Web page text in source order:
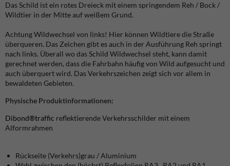
Das Schild ist ein rotes Dreieck mit einem springendem Reh / Bock /
Wildtier in der Mitte auf weißem Grund.
Achtung Wildwechsel von links! Hier können Wildtiere die Straße
überqueren. Das Zeichen gibt es auch in der Ausführung Reh springt
nach links. Überall wo das Schild Wildwechsel steht, kann damit
gerechnet werden, dass die Fahrbahn häufig von Wild aufgesucht und
auch überquert wird. Das Verkehrszeichen zeigt sich vor allem in
bewaldeten Gebieten.
Physische Produktinformationen:
Dibond®traffic reflektierende Verkehrsschilder mit einem
Alformrahmen
Rückseite (Verkehrs)grau / Aluminium